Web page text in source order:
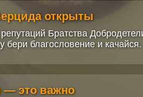
открыты
Братства
бери благословение и качайся.
— это важно